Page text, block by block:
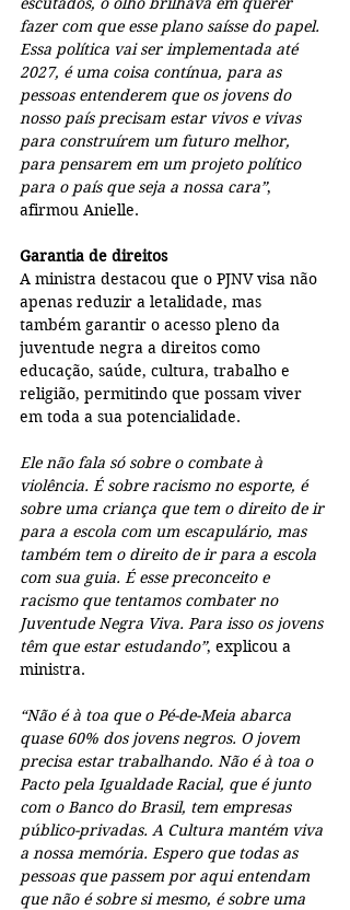
fazer com que esse plano saísse do papel.
Essa política vai ser implementada até
2027, é uma coisa contínua, para as
pessoas entenderem que os jovens do
nosso país precisam estar vivos e vivas
para construírem um futuro melhor,
para pensarem em um projeto político
para o país que seja a nossa cara”,
afirmou Anielle.
Garantia de direitos
A ministra destacou que o PJNV visa não
apenas reduzir a letalidade, mas
também garantir o acesso pleno da
juventude negra a direitos como
educação, saúde, cultura, trabalho e
religião, permitindo que possam viver
em toda a sua potencialidade.
Ele não fala só sobre o combate à
violência. É sobre racismo no esporte, é
sobre uma criança que tem o direito de ir
para a escola com um escapulário, mas
também tem o direito de ir para a escola
com sua guia. É esse preconceito e
racismo que tentamos combater no
Juventude Negra Viva. Para isso os jovens
têm que estar estudando”, explicou a
ministra.
“Não é à toa que o Pé-de-Meia abarca
quase 60% dos jovens negros. O jovem
precisa estar trabalhando. Não é à toa o
Pacto pela Igualdade Racial, que é junto
com o Banco do Brasil, tem empresas
público-privadas. A Cultura mantém viva
a nossa memória. Espero que todas as
pessoas que passem por aqui entendam
que não é sobre si mesmo, é sobre uma